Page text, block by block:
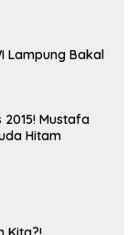
Lampung Bakal
Mustafa
Hitam